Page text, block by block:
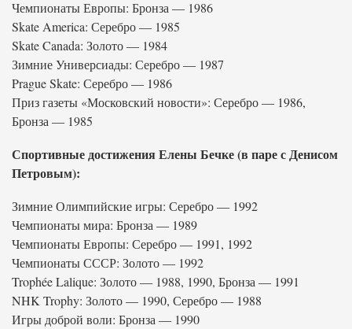
Чемпионаты Европы: Бронза — 1986
Skate America: Серебро — 1985
Skate Canada: Золото — 1984
Зимние Универсиады: Серебро — 1987
Prague Skate: Серебро — 1986
Приз газеты «Московский новости»: Серебро — 1986,
Бронза — 1985
Спортивные достижения Елены Бечке (в паре с Денисом
Петровым):
Зимние Олимпийские игры: Серебро — 1992
Чемпионаты мира: Бронза — 1989
Чемпионаты Европы: Серебро — 1991, 1992
Чемпионаты СССР: Золото — 1992
Trophée Lalique: Золото — 1988, 1990, Бронза — 1991
NHK Trophy: Золото — 1990, Серебро — 1988
Игры доброй воли: Бронза — 1990